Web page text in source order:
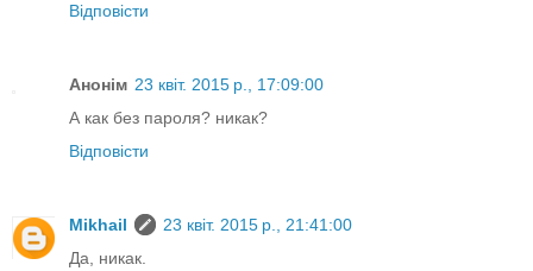
Відповісти
Анонім 23 квіт. 2015 р., 17:09:00
А как без пароля? никак?
Відповісти
Mikhail
23 квіт. 2015 р., 21:41:00
Да, никак.